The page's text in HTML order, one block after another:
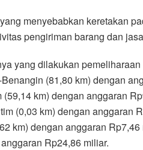
menyebabkan keretakan
pengiriman barang dan
yang dilakukan
(81,80 km) dengan
(59,14 km) dengan anggaran
(0,03 km) dengan anggaran
km) dengan anggaran
Rp24,86 miliar.